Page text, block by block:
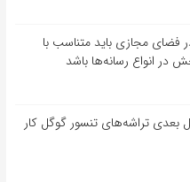
فضای مجازی باید متناسب با
در انواع رسانه‌ها باشد
تراشه‌های تنسور گوگل کار